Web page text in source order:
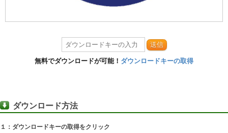
送信
無料でダウンロードが可能！ ダウンロードキーの取得
ダウンロード方法
１：ダウンロードキーの取得をクリック